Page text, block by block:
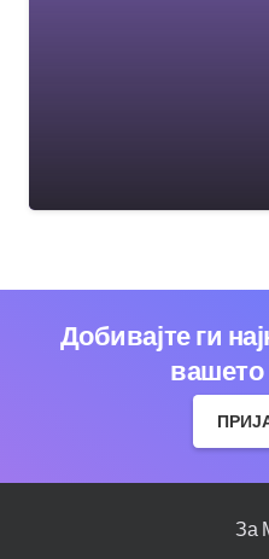
Добивајте ги
вашето
За